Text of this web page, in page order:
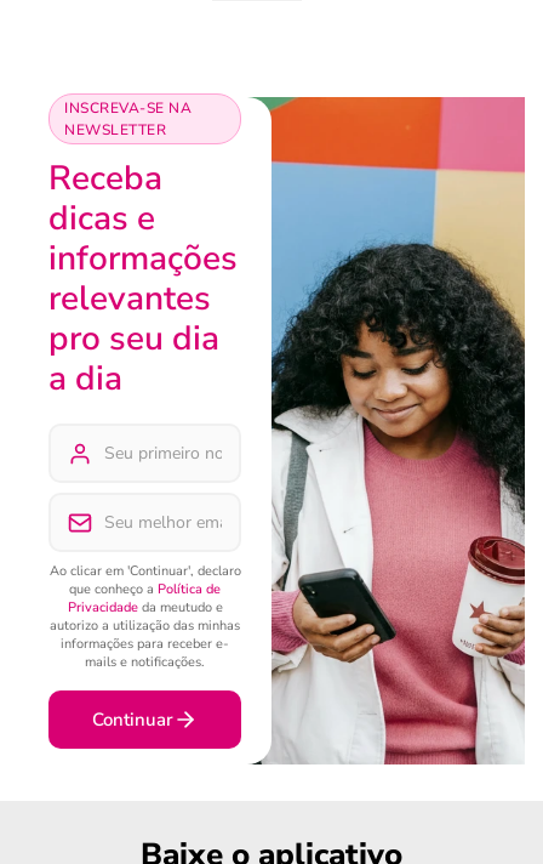
INSCREVA-SE NA
NEWSLETTER
Receba
dicas e
informações
relevantes
pro seu dia
a dia
Ao clicar em 'Continuar', declaro
que conheço a Política de
Privacidadeda meutudo e
autorizo a utilização das minhas
informações para receber e-
mails e notificações.
Continuar
Baixe o aplicativo